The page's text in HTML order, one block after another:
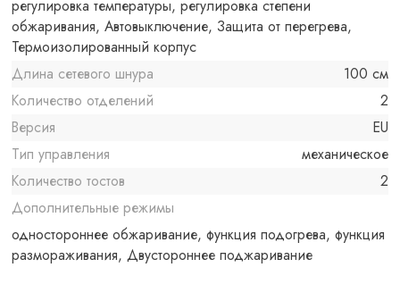
регулировка температуры, регулировка степени
обжаривания, Автовыключение, Защита от перегрева,
Термоизолированный корпус
Длина сетевого шнура
100 см
Количество отделений
2
Версия
EU
Тип управления
механическое
Количество тостов
2
Дополнительные режимы
одностороннее обжаривание, функция подогрева, функция
размораживания, Двустороннее поджаривание